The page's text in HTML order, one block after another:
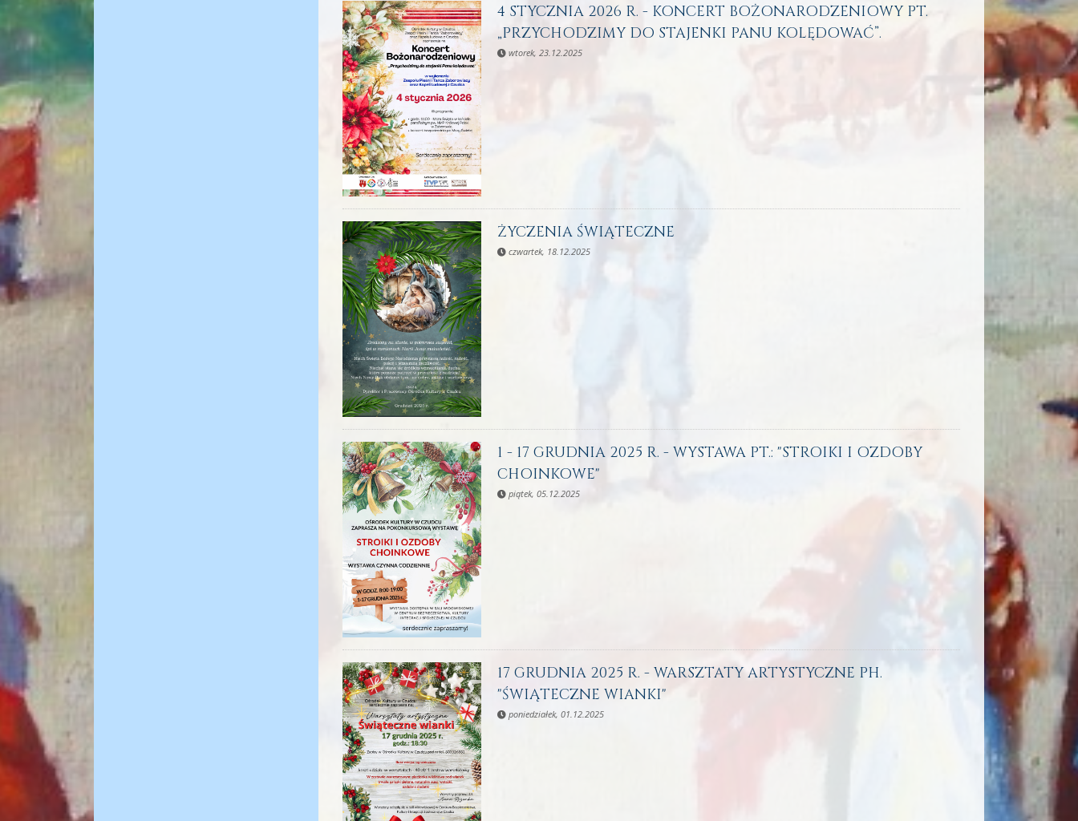
4 STYCZNIA 2026 R. - KONCERT BOŻONARODZENIOWY PT.
„PRZYCHODZIMY DO STAJENKI PANU KOLĘDOWAĆ”.
wtorek, 23.12.2025
ŻYCZENIA ŚWIĄTECZNE
czwartek, 18.12.2025
1 - 17 GRUDNIA 2025 R. - WYSTAWA PT.: "STROIKI I OZDOBY
CHOINKOWE"
piątek, 05.12.2025
17 GRUDNIA 2025 R. - WARSZTATY ARTYSTYCZNE PH.
"ŚWIĄTECZNE WIANKI"
poniedziałek, 01.12.2025